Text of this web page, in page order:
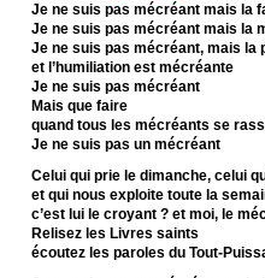
Je ne suis pas mécréant mais la
Je ne suis pas mécréant mais la
Je ne suis pas mécréant, mais la
et l’humiliation est mécréante
Je ne suis pas mécréant
Mais que faire
quand tous les mécréants se
Je ne suis pas un mécréant
Celui qui prie le dimanche, celui
et qui nous exploite toute la
c’est lui le croyant ? et moi, le
Relisez les Livres saints
écoutez les paroles du Tout-